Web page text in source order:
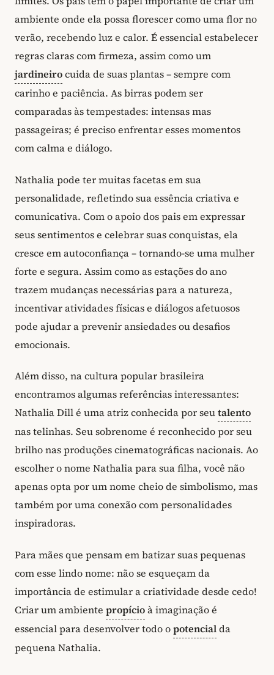
ambiente onde ela possa florescer como uma flor no
verão, recebendo luz e calor. É essencial estabelecer
regras claras com firmeza, assim como um
jardineirocuida de suas plantas – sempre com
carinho e paciência. As birras podem ser
comparadas às tempestades: intensas mas
passageiras; é preciso enfrentar esses momentos
com calma e diálogo.
Nathalia pode ter muitas facetas em sua
personalidade, refletindo sua essência criativa e
comunicativa. Com o apoio dos pais em expressar
seus sentimentos e celebrar suas conquistas, ela
cresce em autoconfiança – tornando-se uma mulher
forte e segura. Assim como as estações do ano
trazem mudanças necessárias para a natureza,
incentivar atividades físicas e diálogos afetuosos
pode ajudar a prevenir ansiedades ou desafios
emocionais.
Além disso, na cultura popular brasileira
encontramos algumas referências interessantes:
Nathalia Dill é uma atriz conhecida por seutalento
nas telinhas. Seu sobrenome é reconhecido por seu
brilho nas produções cinematográficas nacionais. Ao
escolher o nome Nathalia para sua filha, você não
apenas opta por um nome cheio de simbolismo, mas
também por uma conexão com personalidades
inspiradoras.
Para mães que pensam em batizar suas pequenas
com esse lindo nome: não se esqueçam da
importância de estimular a criatividade desde cedo!
Criar um ambiente propícioà imaginação é
essencial para desenvolver todo opotencialda
pequena Nathalia.